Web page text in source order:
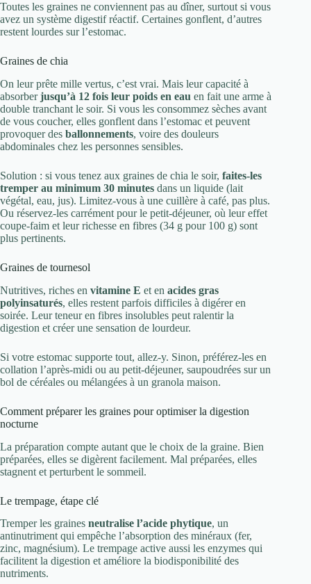
Toutes les graines ne conviennent pas au dîner, surtout si vous
avez un système digestif réactif. Certaines gonflent, d’autres
restent lourdes sur l’estomac.
Graines de chia
On leur prête mille vertus, c’est vrai. Mais leur capacité à
absorberjusqu’à 12 fois leur poids en eau en fait une arme à
double tranchant le soir. Si vous les consommez sèches avant
de vous coucher, elles gonflent dans l’estomac et peuvent
provoquer des ballonnements, voire des douleurs
abdominales chez les personnes sensibles.
Solution : si vous tenez aux graines de chia le soir, faites-les
tremper au minimum 30 minutes dans un liquide (lait
végétal, eau, jus). Limitez-vous à une cuillère à café, pas plus.
Ou réservez-les carrément pour le petit-déjeuner, où leur effet
coupe-faim et leur richesse en fibres (34 g pour 100 g) sont
plus pertinents.
Graines de tournesol
Nutritives, riches en vitamine E et en acides gras
polyinsaturés, elles restent parfois difficiles à digérer en
soirée. Leur teneur en fibres insolubles peut ralentir la
digestion et créer une sensation de lourdeur.
Si votre estomac supporte tout, allez-y. Sinon, préférez-les en
collation l’après-midi ou au petit-déjeuner, saupoudrées sur un
bol de céréales ou mélangées à un granola maison.
Comment préparer les graines pour optimiser la digestion
nocturne
La préparation compte autant que le choix de la graine. Bien
préparées, elles se digèrent facilement. Mal préparées, elles
stagnent et perturbent le sommeil.
Le trempage, étape clé
Tremper les graines neutralise l’acide phytique, un
antinutriment qui empêche l’absorption des minéraux (fer,
zinc, magnésium). Le trempage active aussi les enzymes qui
facilitent la digestion et améliore la biodisponibilité des
nutriments.